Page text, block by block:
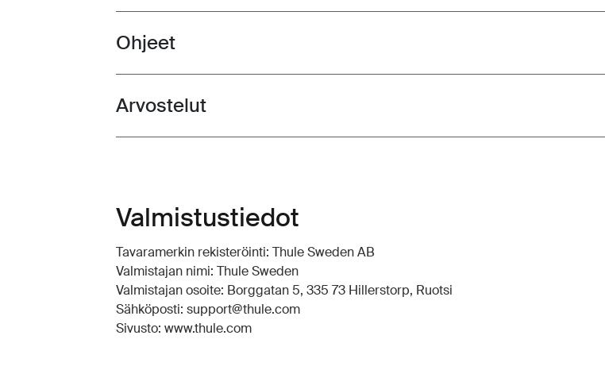
Toggle guides and instructions
Ohjeet
Toggle overview
Arvostelut
Valmistustiedot
Tavaramerkin rekisteröinti: Thule Sweden AB
Valmistajan nimi: Thule Sweden
Valmistajan osoite: Borggatan 5, 335 73 Hillerstorp, Ruotsi
Sähköposti: support@thule.com
Sivusto: www.thule.com